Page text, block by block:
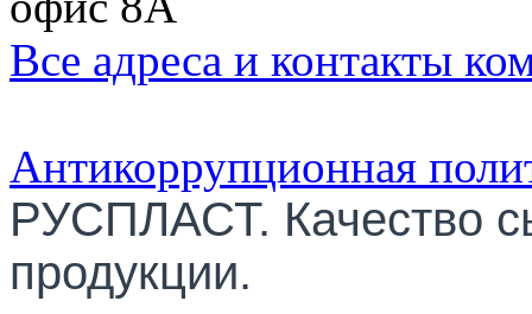
Все адреса и контакты
Антикоррупционная
РУСПЛАСТ. Качество
продукции.